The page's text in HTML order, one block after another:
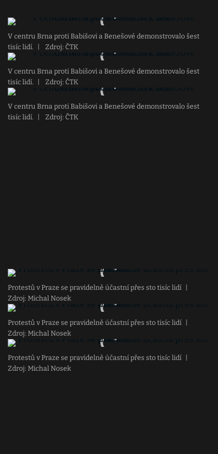
V centru Brna proti Babišovi a Benešové demonstrovalo šest
tisíc lidí.
Zdroj: ČTK
V centru Brna proti Babišovi a Benešové demonstrovalo šest
tisíc lidí.
Zdroj: ČTK
V centru Brna proti Babišovi a Benešové demonstrovalo šest
tisíc lidí.
Zdroj: ČTK
Protestů v Praze se pravidelně účastní přes sto tisíc lidí
Zdroj: Michal Nosek
Protestů v Praze se pravidelně účastní přes sto tisíc lidí
Zdroj: Michal Nosek
Protestů v Praze se pravidelně účastní přes sto tisíc lidí
Zdroj: Michal Nosek